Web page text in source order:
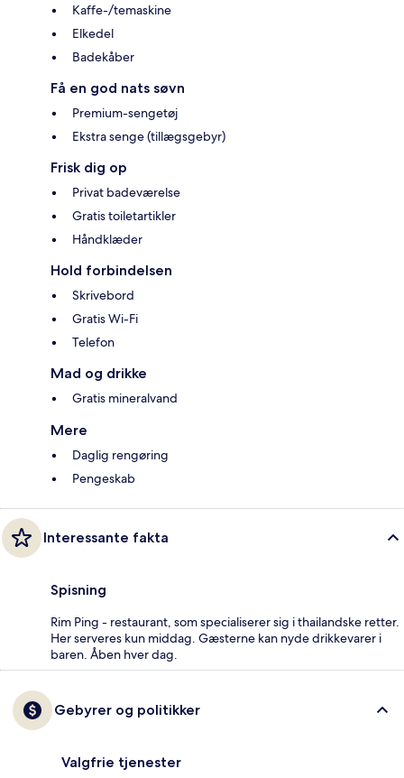
Kaffe-/temaskine
Elkedel
Badekåber
Få en god nats søvn
Premium-sengetøj
Ekstra senge (tillægsgebyr)
Frisk dig op
Privat badeværelse
Gratis toiletartikler
Håndklæder
Hold forbindelsen
Skrivebord
Gratis Wi-Fi
Telefon
Mad og drikke
Gratis mineralvand
Mere
Daglig rengøring
Pengeskab
Interessante fakta
Spisning
Rim Ping - restaurant, som specialiserer sig i thailandske retter.
Her serveres kun middag. Gæsterne kan nyde drikkevarer i
baren. Åben hver dag.
Gebyrer og politikker
Valgfrie tjenester